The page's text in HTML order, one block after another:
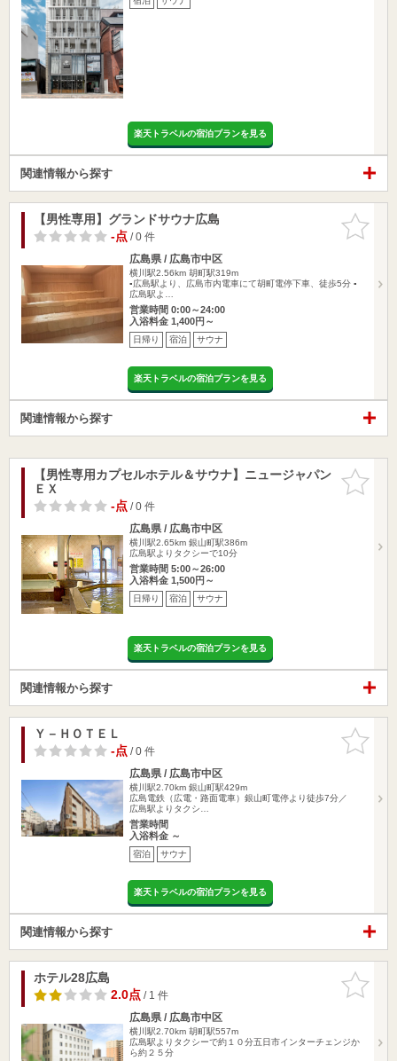
楽天トラベルの宿泊プランを見る
関連情報から探す
お気に入
りに追加
【男性専用】グランドサウナ広島
-点/ 0 件
広島県 / 広島市中区
横川駅2.56km 胡町駅319m
▪︎広島駅より、広島市内電車にて胡町電停下車、徒歩5分 ▪
広島駅よ…
営業時間 0:00～24:00
入浴料金 1,400円～
日帰り 宿泊 サウナ
楽天トラベルの宿泊プランを見る
関連情報から探す
お気に入
りに追加
【男性専用カプセルホテル＆サウナ】ニュージャパン
ＥＸ
-点/ 0 件
広島県 / 広島市中区
横川駅2.65km 銀山町駅386m
広島駅よりタクシーで10分
営業時間 5:00～26:00
入浴料金 1,500円～
日帰り 宿泊 サウナ
楽天トラベルの宿泊プランを見る
関連情報から探す
お気に入
りに追加
Ｙ－ＨＯＴＥＬ
-点/ 0 件
広島県 / 広島市中区
横川駅2.70km 銀山町駅429m
広島電鉄（広電・路面電車）銀山町電停より徒歩7分／
広島駅よりタクシ…
営業時間
入浴料金 ～
宿泊 サウナ
楽天トラベルの宿泊プランを見る
関連情報から探す
お気に入
りに追加
ホテル28広島
2.0点/ 1 件
広島県 / 広島市中区
横川駅2.70km 胡町駅557m
広島駅よりタクシーで約１０分五日市インターチェンジか
ら約２５分